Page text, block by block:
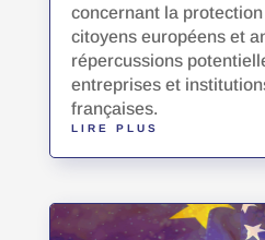
concernant la
citoyens européens et
répercussions
entreprises et
françaises.
LIRE PLUS